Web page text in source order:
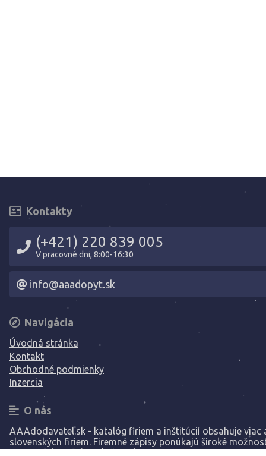
Kontakty
(+421) 220 839 005
V pracovné dni, 8:00-16:30
info@aaadopyt.sk
Navigácia
Úvodná stránka
Kontakt
Obchodné podmienky
Inzercia
O nás
AAAdodavatel.sk - katalóg firiem a inštitúcií obsahuje viac
slovenských firiem. Firemné zápisy ponúkajú široké
prezentáciu vašej spoločnosti.